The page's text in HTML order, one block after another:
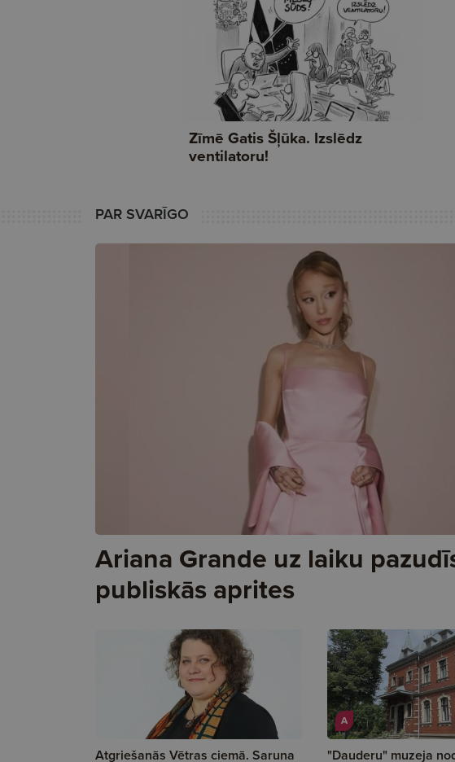
PAR SVARĪGO
Ariana Grande uz laiku
publiskās aprites
Atgriešanās Vētras ciemā. Saruna
A
"Dauderu" muzeja